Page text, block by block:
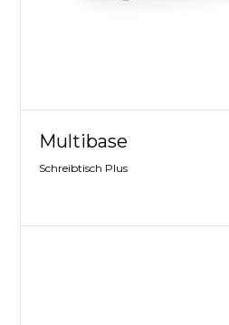
Multibase
Schreibtisch Plus